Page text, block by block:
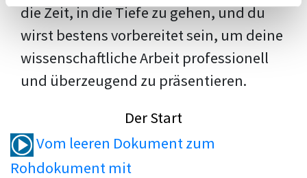
die Zeit, in die Tiefe zu gehen, und du
wirst bestens vorbereitet sein, um deine
wissenschaftliche Arbeit professionell
und überzeugend zu präsentieren.
Der Start
Vom leeren Dokument zum
Rohdokument mit